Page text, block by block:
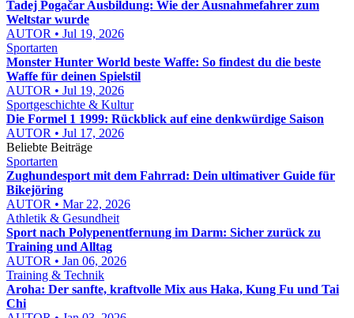
Tadej Pogačar Ausbildung: Wie der Ausnahmefahrer zum
Weltstar wurde
AUTOR • Jul 19, 2026
Sportarten
Monster Hunter World beste Waffe: So findest du die beste
Waffe für deinen Spielstil
AUTOR • Jul 19, 2026
Sportgeschichte & Kultur
Die Formel 1 1999: Rückblick auf eine denkwürdige Saison
AUTOR • Jul 17, 2026
Beliebte Beiträge
Sportarten
Zughundesport mit dem Fahrrad: Dein ultimativer Guide für
Bikejöring
AUTOR • Mar 22, 2026
Athletik & Gesundheit
Sport nach Polypenentfernung im Darm: Sicher zurück zu
Training und Alltag
AUTOR • Jan 06, 2026
Training & Technik
Aroha: Der sanfte, kraftvolle Mix aus Haka, Kung Fu und Tai
Chi